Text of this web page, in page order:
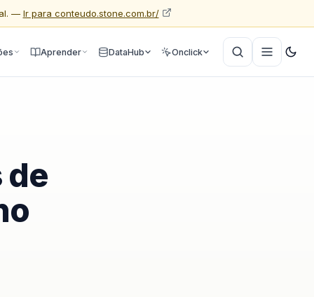
— Ir para conteudo.stone.com.br/
Aprender DataHub Onclick
de